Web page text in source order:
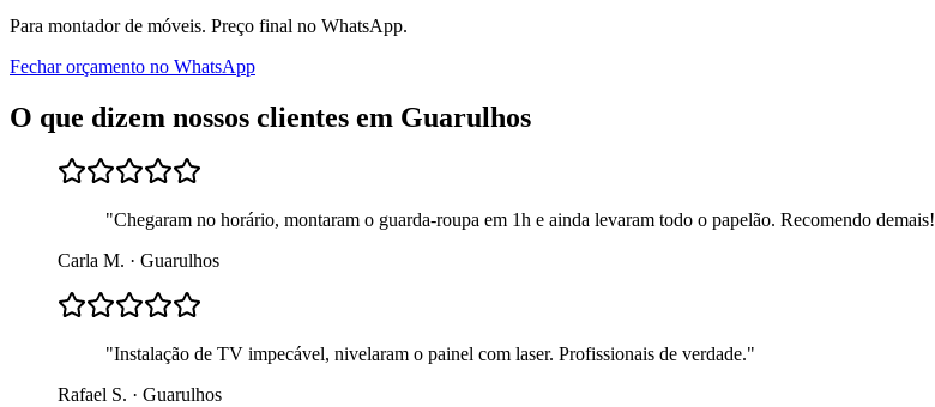
Para montador de móveis. Preço final no WhatsApp.
Fechar orçamento no WhatsApp
O que dizem nossos clientes em Guarulhos
"Chegaram no horário, montaram o guarda-roupa em 1h e ainda levaram todo o papelão. Recomendo demais!
Carla M. · Guarulhos
"Instalação de TV impecável, nivelaram o painel com laser. Profissionais de verdade."
Rafael S. · Guarulhos